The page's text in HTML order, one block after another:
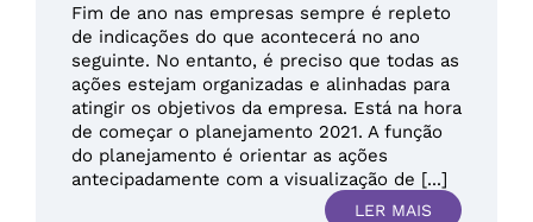
Fim de ano nas empresas sempre é repleto
de indicações do que acontecerá no ano
seguinte. No entanto, é preciso que todas as
ações estejam organizadas e alinhadas para
atingir os objetivos da empresa. Está na hora
de começar o planejamento 2021. A função
do planejamento é orientar as ações
antecipadamente com a visualização de [...]
LER MAIS